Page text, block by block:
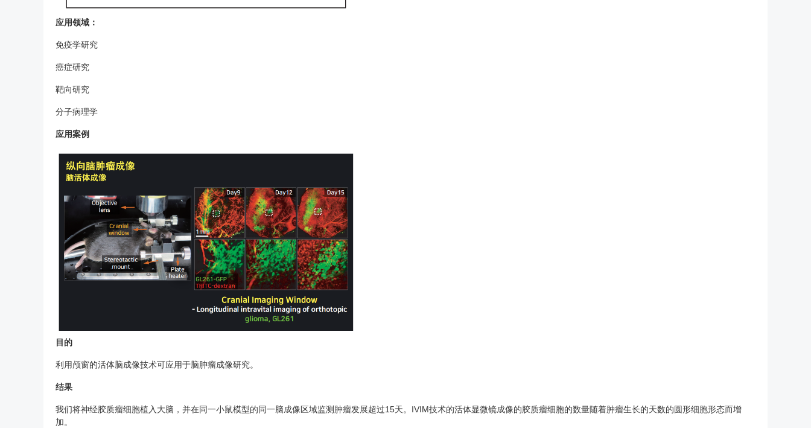
应用领域：
免疫学研究
癌症研究
靶向研究
分子病理学
应用案例
目的
利用颅窗的活体脑成像技术可应用于脑肿瘤成像研究。
结果
我们将神经胶质瘤细胞植入大脑，并在同一小鼠模型的同一脑成像区域监测肿瘤发展超过15天。IVIM技术的活体显微镜成像的胶质瘤细胞的数量随着肿瘤生长的天数的圆形细胞形态而增
加。